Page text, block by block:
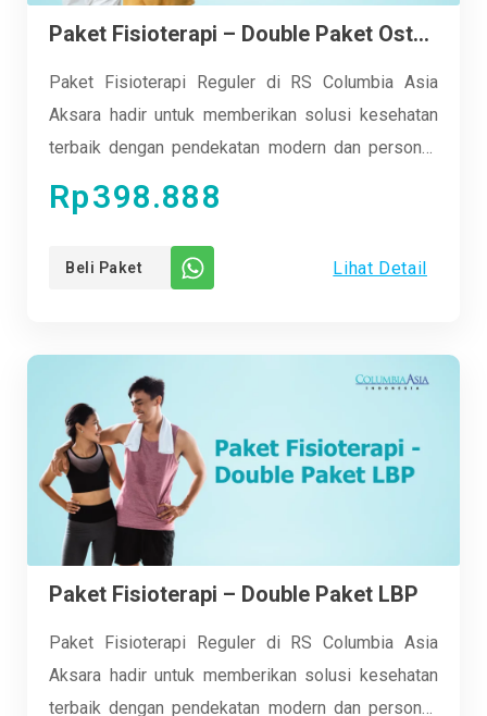
Paket Fisioterapi – Double Paket Ostheoarthritits
Paket Fisioterapi Reguler di RS Columbia Asia
Aksara hadir untuk memberikan solusi kesehatan
terbaik dengan pendekatan modern dan personal.
Nikmati sesi terapi yang nyaman dan efektif
bersama tim ahli kami yang berpengalaman. Cocok
untuk semua kalangan, dari anak-anak hingga lansia,
kami siap membantu Anda kembali aktif dan bugar.
bersama kami dan jalani hidup dengan lebih
energik!
Rp398.888
Beli Paket Lihat Detail
Paket Fisioterapi – Double Paket LBP
Paket Fisioterapi Reguler di RS Columbia Asia
Aksara hadir untuk memberikan solusi kesehatan
terbaik dengan pendekatan modern dan personal.